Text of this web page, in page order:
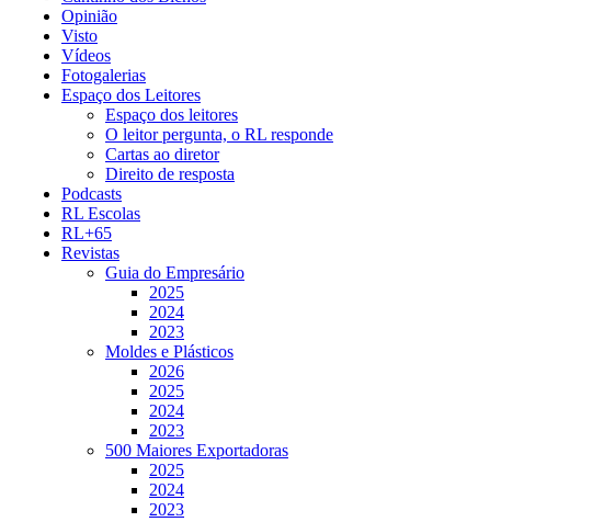
Opinião
Visto
Vídeos
Fotogalerias
Espaço dos Leitores
Espaço dos leitores
O leitor pergunta, o RL responde
Cartas ao diretor
Direito de resposta
Podcasts
RL Escolas
RL+65
Revistas
Guia do Empresário
2025
2024
2023
Moldes e Plásticos
2026
2025
2024
2023
500 Maiores Exportadoras
2025
2024
2023